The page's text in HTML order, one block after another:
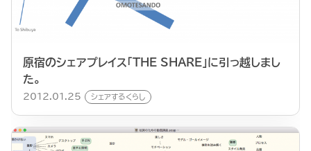
原宿のシェアプレイス「THE SHARE」に引っ越しまし
た。
2012.01.25 シェアするくらし